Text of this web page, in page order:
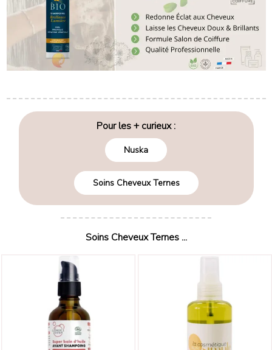
Pour les + curieux :
Nuska
Soins Cheveux Ternes
Soins Cheveux Ternes ...